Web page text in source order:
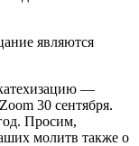
являются
—
30 сентября.
Просим,
молитв также о